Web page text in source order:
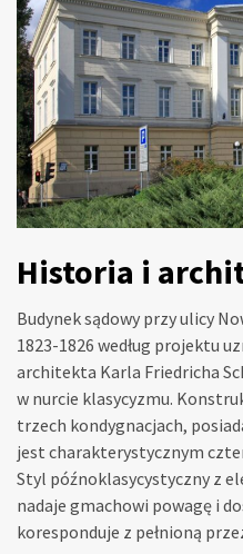
Historia i
Budynek sądowy przy ulicy
1823-1826 według projektu
architekta Karla Friedricha
w nurcie klasycyzmu.
trzech kondygnacjach,
jest charakterystycznym
Styl późnoklasycystyczny z
nadaje gmachowi powagę i
koresponduje z pełnioną